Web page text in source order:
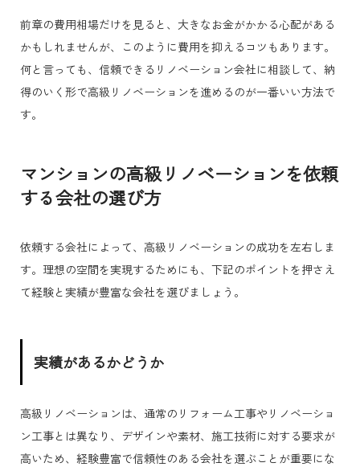
前章の費用相場だけを見ると、大きなお金がかかる心配がある
かもしれませんが、このように費用を抑えるコツもあります。
何と言っても、信頼できるリノベーション会社に相談して、納
得のいく形で高級リノベーションを進めるのが一番いい方法で
す。
マンションの高級リノベーションを依頼
する会社の選び方
依頼する会社によって、高級リノベーションの成功を左右しま
す。理想の空間を実現するためにも、下記のポイントを押さえ
て経験と実績が豊富な会社を選びましょう。
実績があるかどうか
高級リノベーションは、通常のリフォーム工事やリノベーショ
ン工事とは異なり、デザインや素材、施工技術に対する要求が
高いため、経験豊富で信頼性のある会社を選ぶことが重要にな